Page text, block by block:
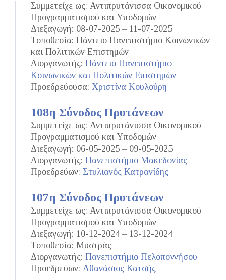
Συμμετείχε ως: Αντιπρυτάνισσα Οικονομικού
Προγραμματισμού και Υποδομών
Διεξαγωγή: 08-07-2025 – 11-07-2025
Τοποθεσία: Πάντειο Πανεπιστήμιο Κοινωνικών
και Πολιτικών Επιστημών
Διοργανωτής: Πάντειο Πανεπιστήμιο
Κοινωνικών και Πολιτικών Επιστημών
Προεδρεύουσα: Χριστίνα Κουλούρη
108η Σύνοδος Πρυτάνεων
Συμμετείχε ως: Αντιπρυτάνισσα Οικονομικού
Προγραμματισμού και Υποδομών
Διεξαγωγή: 06-05-2025 – 09-05-2025
Διοργανωτής: Πανεπιστήμιο Μακεδονίας
Προεδρεύων: Στυλιανός Κατρανίδης
107η Σύνοδος Πρυτάνεων
Συμμετείχε ως: Αντιπρυτάνισσα Οικονομικού
Προγραμματισμού και Υποδομών
Διεξαγωγή: 10-12-2024 – 13-12-2024
Τοποθεσία: Μυστράς
Διοργανωτής: Πανεπιστήμιο Πελοποννήσου
Προεδρεύων: Αθανάσιος Κατσής